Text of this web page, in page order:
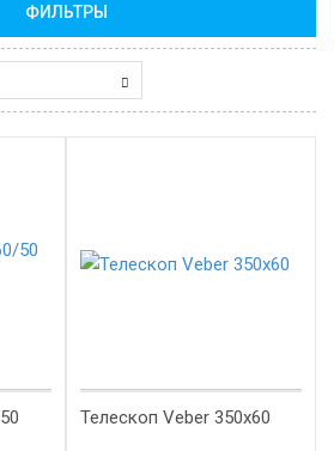
ФИЛЬТРЫ
Телескоп Veber 350x60